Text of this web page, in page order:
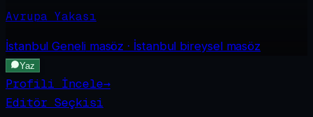
Avrupa Yakası
İstanbul Genelimasöz · İstanbul bireysel masöz
Yaz
Profili İncele→
Editör Seçkisi